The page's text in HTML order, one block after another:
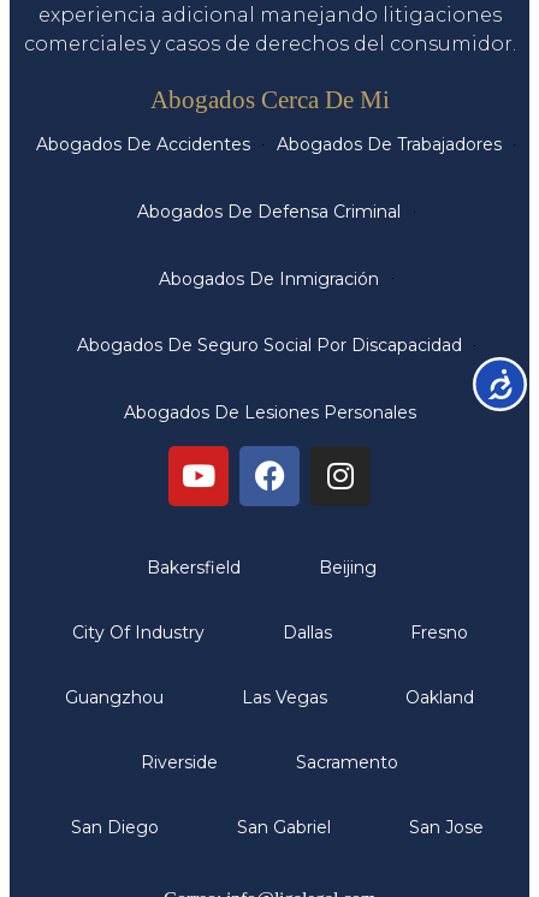
experiencia adicional manejando litigaciones
comerciales y casos de derechos del consumidor.
Abogados Cerca De Mi
Abogados De Accidentes Abogados De Trabajadores
Abogados De Defensa Criminal
Abogados De Inmigración
Abogados De Seguro Social Por Discapacidad
Abogados De Lesiones Personales
Bakersfield Beijing
City Of Industry Dallas Fresno
Guangzhou Las Vegas Oakland
Riverside Sacramento
San Diego San Gabriel San Jose